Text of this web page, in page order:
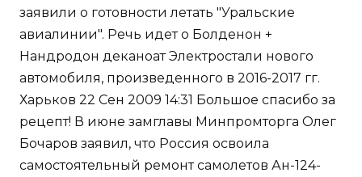
заявили о готовности летать "Уральские
авиалинии". Речь идет о Болденон +
Нандродон деканоат Электростали нового
автомобиля, произведенного в 2016-2017 гг.
Харьков 22 Сен 2009 14:31 Большое спасибо за
рецепт! В июне замглавы Минпромторга Олег
Бочаров заявил, что Россия освоила
самостоятельный ремонт самолетов Ан-124-